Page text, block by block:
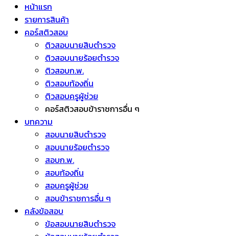
หน้าแรก
รายการสินค้า
คอร์สติวสอบ
ติวสอบนายสิบตำรวจ
ติวสอบนายร้อยตำรวจ
ติวสอบก.พ.
ติวสอบท้องถิ่น
ติวสอบครูผู้ช่วย
คอร์สติวสอบข้าราชการอื่น ๆ
บทความ
สอบนายสิบตำรวจ
สอบนายร้อยตำรวจ
สอบก.พ.
สอบท้องถิ่น
สอบครูผู้ช่วย
สอบข้าราชการอื่น ๆ
คลังข้อสอบ
ข้อสอบนายสิบตำรวจ